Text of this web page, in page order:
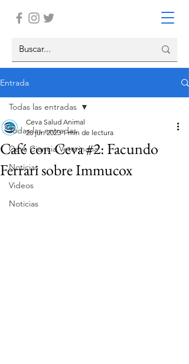
Entrada
Todas las entradas
Ceva Ciencia Veterinaria
Noticias
Videos
Noticias
Todas las entradas
Café con Ceva #2: Facundo
Ferrari sobre Immucox
Ceva Salud Animal
28 jun 2023 1 min de lectura